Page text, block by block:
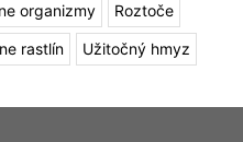
organizmy Roztoče
rastlín Užitočný hmyz